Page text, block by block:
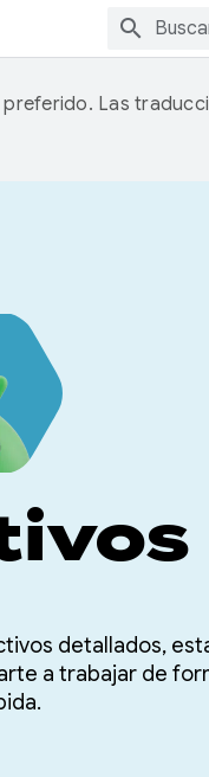
Las
detallados,
a trabajar de